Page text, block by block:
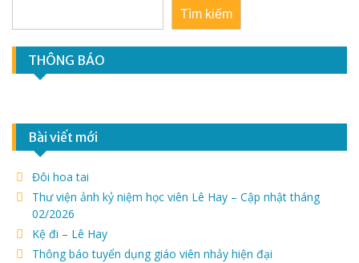
Tìm kiếm
THÔNG BÁO
Bài viết mới
Đôi hoa tai
Thư viện ảnh kỷ niệm học viên Lê Hay – Cập nhật tháng
02/2026
Kệ đi – Lê Hay
Thông báo tuyển dụng giáo viên nhảy hiện đại